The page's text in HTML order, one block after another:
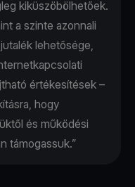
kiküszöbölhetőek.
a szinte azonnali
lehetősége,
értékesítések –
hogy
és működési
támogassuk.”